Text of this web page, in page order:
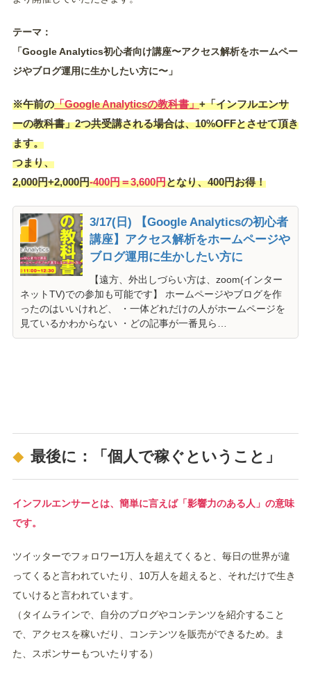
テーマ：
「Google Analytics初心者向け講座〜アクセス解析をホームペー
ジやブログ運用に生かしたい方に〜」
※午前の「Google Analyticsの教科書」+「インフルエンサ
ーの教科書」2つ共受講される場合は、10%OFFとさせて頂き
ます。
つまり、
2,000円+2,000円-400円＝3,600円となり、400円お得！
3/17(日) 【Google Analyticsの初心者
講座】アクセス解析をホームページや
ブログ運用に生かしたい方に
【遠方、外出しづらい方は、zoom(インター
ネットTV)での参加も可能です】 ホームページやブログを作
ったのはいいけれど、 ・一体どれだけの人がホームページを
見ているかわからない ・どの記事が一番見ら…
最後に：「個人で稼ぐということ」
インフルエンサーとは、簡単に言えば「影響力のある人」の意味
です。
ツイッターでフォロワー1万人を超えてくると、毎日の世界が違
ってくると言われていたり、10万人を超えると、それだけで生き
ていけると言われています。
（タイムラインで、自分のブログやコンテンツを紹介すること
で、アクセスを稼いだり、コンテンツを販売ができるため。ま
た、スポンサーもついたりする）